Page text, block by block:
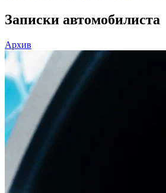
Записки автомобилиста
Архив